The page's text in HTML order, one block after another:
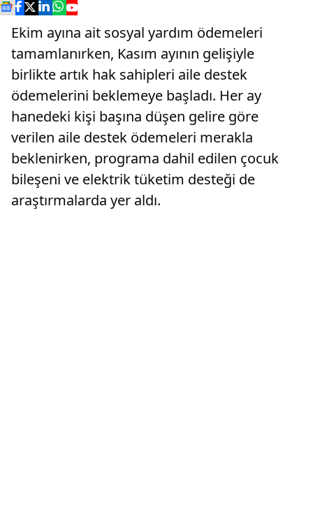
Ekim ayına ait sosyal yardım ödemeleri
tamamlanırken, Kasım ayının gelişiyle
birlikte artık hak sahipleri aile destek
ödemelerini beklemeye başladı. Her ay
hanedeki kişi başına düşen gelire göre
verilen aile destek ödemeleri merakla
beklenirken, programa dahil edilen çocuk
bileşeni ve elektrik tüketim desteği de
araştırmalarda yer aldı.